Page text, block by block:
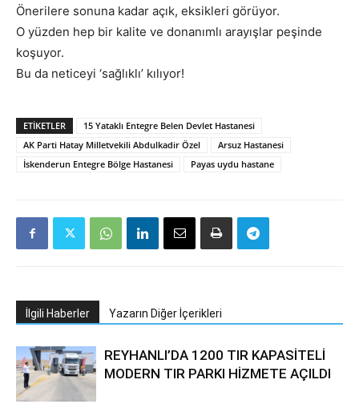
Önerilere sonuna kadar açık, eksikleri görüyor.
O yüzden hep bir kalite ve donanımlı arayışlar peşinde
koşuyor.
Bu da neticeyi ‘sağlıklı’ kılıyor!
ETIKETLER
15 Yataklı Entegre Belen Devlet Hastanesi
AK Parti Hatay Milletvekili Abdulkadir Özel
Arsuz Hastanesi
İskenderun Entegre Bölge Hastanesi
Payas uydu hastane
İlgili Haberler Yazarın Diğer İçerikleri
REYHANLI’DA 1200 TIR KAPASİTELİ
MODERN TIR PARKI HİZMETE AÇILDI